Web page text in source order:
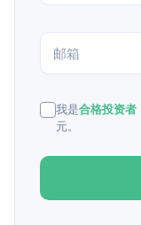
我是合格投资者
元。